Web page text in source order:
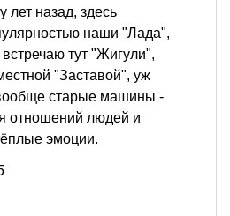
лет назад, здесь
наши "Лада",
тут "Жигули",
"Заставой", уж
старые машины -
отношений людей и
эмоции.